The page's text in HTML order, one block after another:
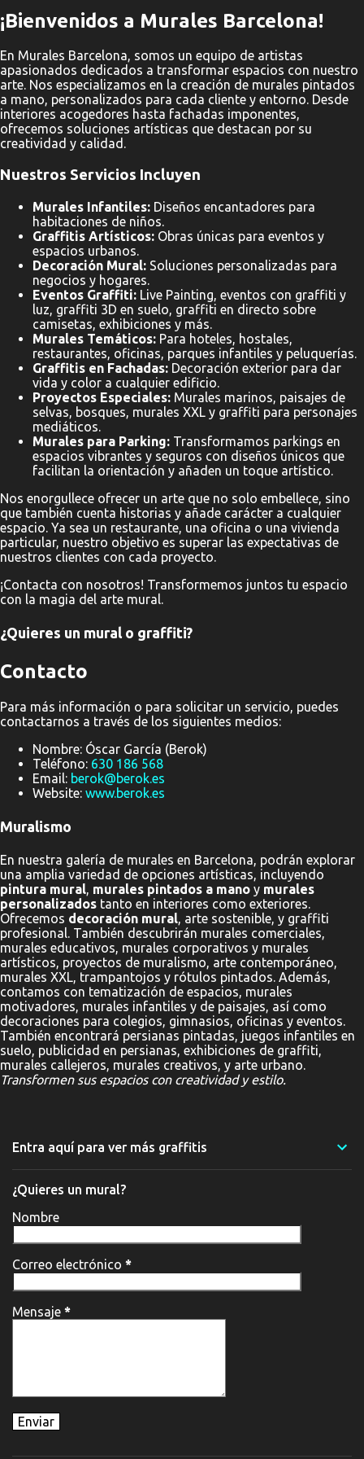
¡Bienvenidos a Murales Barcelona!
En Murales Barcelona, somos un equipo de artistas
apasionados dedicados a transformar espacios con nuestro
arte. Nos especializamos en la creación de murales pintados
a mano, personalizados para cada cliente y entorno. Desde
interiores acogedores hasta fachadas imponentes,
ofrecemos soluciones artísticas que destacan por su
creatividad y calidad.
Nuestros Servicios Incluyen
Murales Infantiles: Diseños encantadores para
habitaciones de niños.
Graffitis Artísticos: Obras únicas para eventos y
espacios urbanos.
Decoración Mural: Soluciones personalizadas para
negocios y hogares.
Eventos Graffiti: Live Painting, eventos con graffiti y
luz, graffiti 3D en suelo, graffiti en directo sobre
camisetas, exhibiciones y más.
Murales Temáticos: Para hoteles, hostales,
restaurantes, oficinas, parques infantiles y peluquerías.
Graffitis en Fachadas: Decoración exterior para dar
vida y color a cualquier edificio.
Proyectos Especiales: Murales marinos, paisajes de
selvas, bosques, murales XXL y graffiti para personajes
mediáticos.
Murales para Parking: Transformamos parkings en
espacios vibrantes y seguros con diseños únicos que
facilitan la orientación y añaden un toque artístico.
Nos enorgullece ofrecer un arte que no solo embellece, sino
que también cuenta historias y añade carácter a cualquier
espacio. Ya sea un restaurante, una oficina o una vivienda
particular, nuestro objetivo es superar las expectativas de
nuestros clientes con cada proyecto.
¡Contacta con nosotros! Transformemos juntos tu espacio
con la magia del arte mural.
¿Quieres un mural o graffiti?
Contacto
Para más información o para solicitar un servicio, puedes
contactarnos a través de los siguientes medios:
Nombre: Óscar García (Berok)
Teléfono: 630 186 568
Email: berok@berok.es
Website: www.berok.es
Muralismo
En nuestra galería de murales en Barcelona, podrán explorar
una amplia variedad de opciones artísticas, incluyendo
pintura mural, murales pintados a mano y murales
personalizados tanto en interiores como exteriores.
Ofrecemos decoración mural, arte sostenible, y graffiti
profesional. También descubrirán murales comerciales,
murales educativos, murales corporativos y murales
artísticos, proyectos de muralismo, arte contemporáneo,
murales XXL, trampantojos y rótulos pintados. Además,
contamos con tematización de espacios, murales
motivadores, murales infantiles y de paisajes, así como
decoraciones para colegios, gimnasios, oficinas y eventos.
También encontrará persianas pintadas, juegos infantiles en
suelo, publicidad en persianas, exhibiciones de graffiti,
murales callejeros, murales creativos, y arte urbano.
Transformen sus espacios con creatividad y estilo.
Entra aquí para ver más graffitis
¿Quieres un mural?
Nombre
Correo electrónico *
Mensaje *